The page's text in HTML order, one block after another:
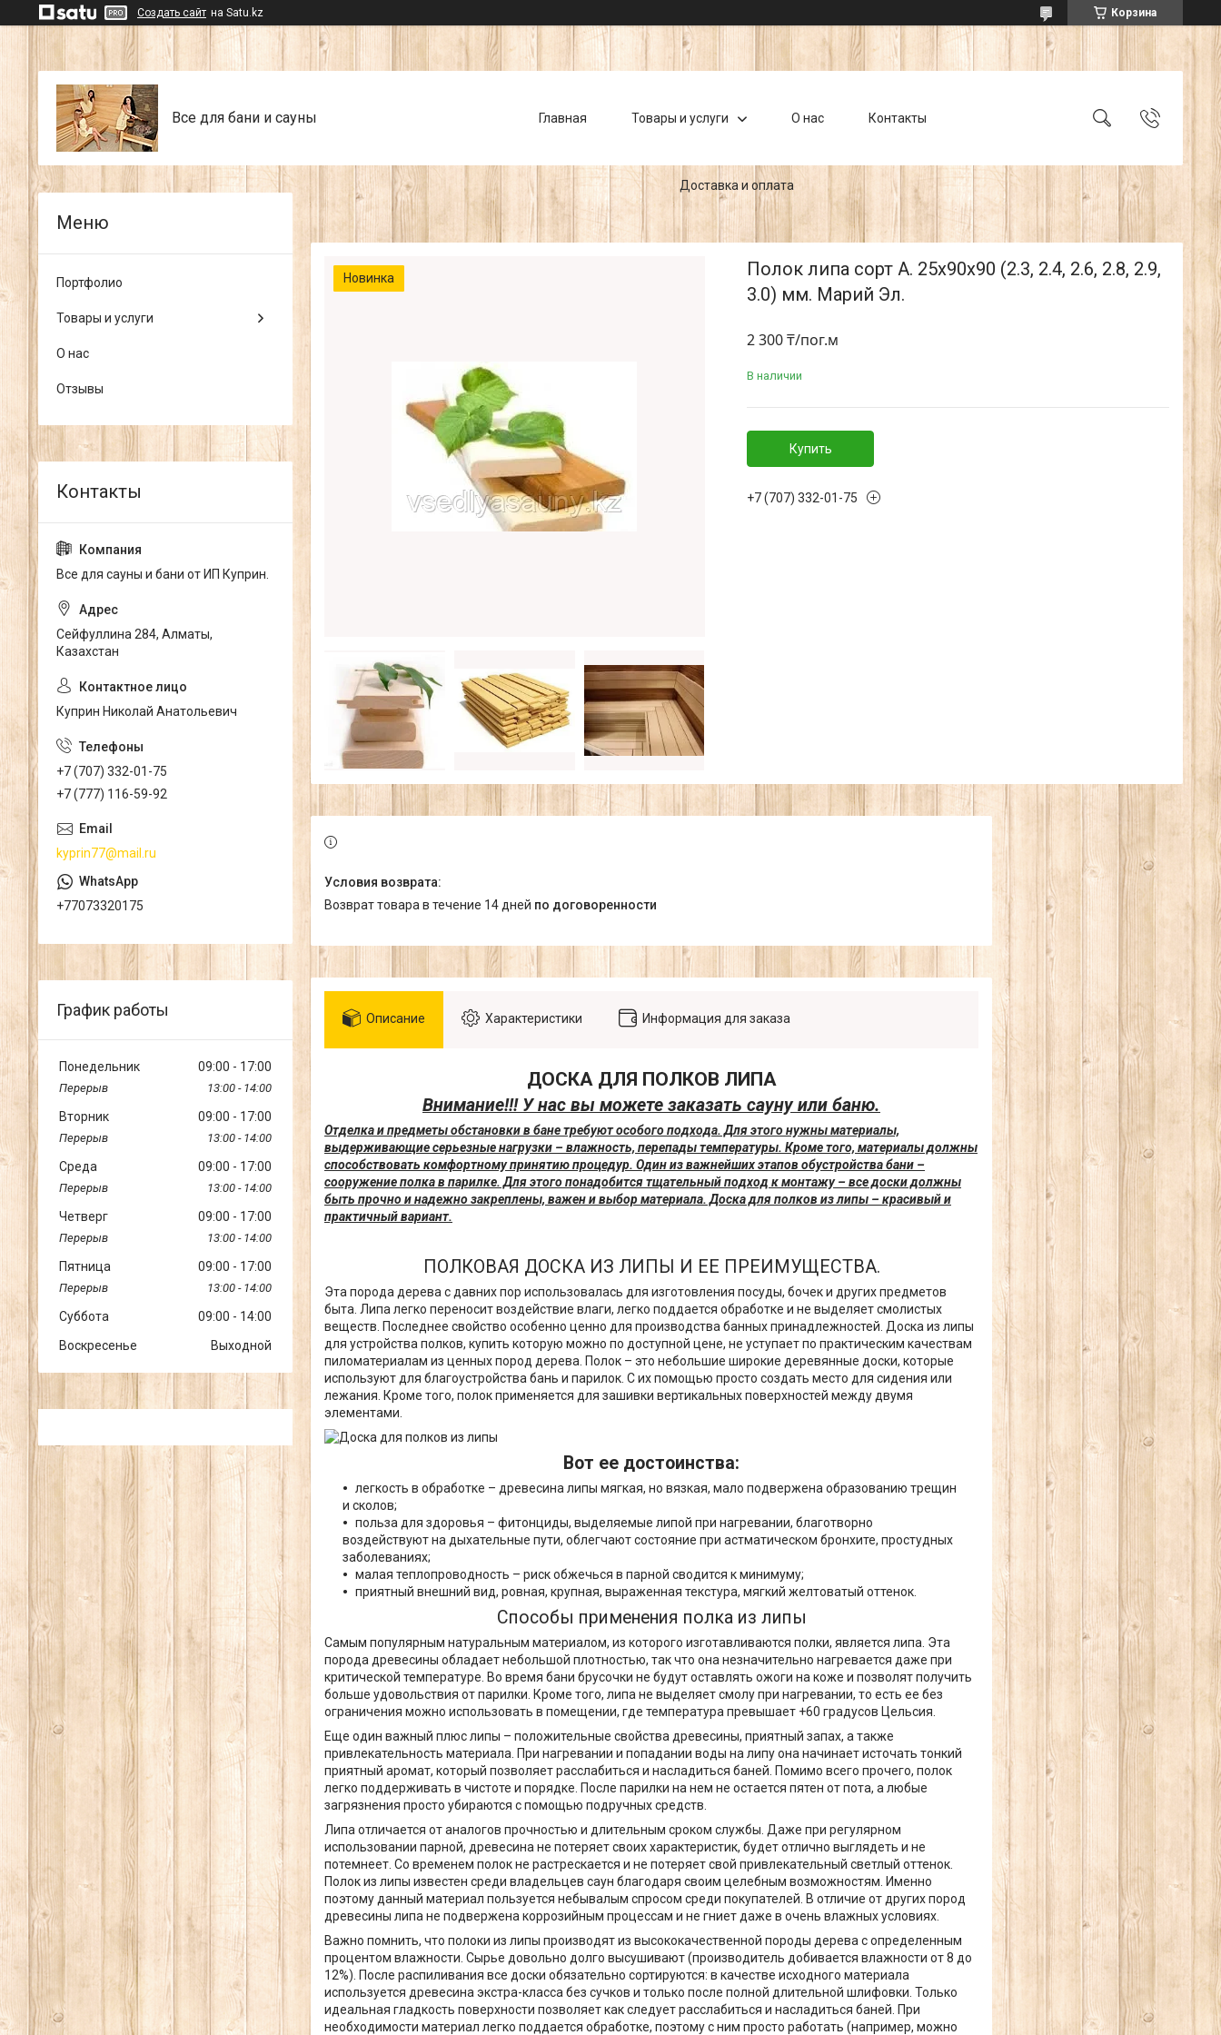
Создать сайт на Satu.kz Корзина
Все для бани и сауны Главная Товары и услуги О нас Контакты
Доставка и оплата
Новинка
Полок липа сорт А. 25х90х90 (2.3, 2.4, 2.6, 2.8, 2.9,
3.0) мм. Марий Эл.
2 300 ₸/пог.м
В наличии
Купить
+7 (707) 332-01-75
возврат товара в течение 14 дней по договоренности
Описание Характеристики Информация для заказа
ДОСКА ДЛЯ ПОЛКОВ ЛИПА
Внимание!!! У нас вы можете заказать сауну или баню.
Отделка и предметы обстановки в бане требуют особого подхода. Для этого нужны материалы,
выдерживающие серьезные нагрузки – влажность, перепады температуры. Кроме того, материалы должны
способствовать комфортному принятию процедур. Один из важнейших этапов обустройства бани –
сооружение полка в парилке. Для этого понадобится тщательный подход к монтажу – все доски должны
быть прочно и надежно закреплены, важен и выбор материала. Доска для полков из липы – красивый и
практичный вариант.
ПОЛКОВАЯ ДОСКА ИЗ ЛИПЫ И ЕЕ ПРЕИМУЩЕСТВА.
Эта порода дерева с давних пор использовалась для изготовления посуды, бочек и других предметов
быта. Липа легко переносит воздействие влаги, легко поддается обработке и не выделяет смолистых
веществ. Последнее свойство особенно ценно для производства банных принадлежностей. Доска из липы
для устройства полков, купить которую можно по доступной цене, не уступает по практическим качествам
пиломатериалам из ценных пород дерева. Полок – это небольшие широкие деревянные доски, которые
используют для благоустройства бань и парилок. С их помощью просто создать место для сидения или
лежания. Кроме того, полок применяется для зашивки вертикальных поверхностей между двумя
элементами.
Вот ее достоинства:
легкость в обработке – древесина липы мягкая, но вязкая, мало подвержена образованию трещин
и сколов;
польза для здоровья – фитонциды, выделяемые липой при нагревании, благотворно
воздействуют на дыхательные пути, облегчают состояние при астматическом бронхите, простудных
заболеваниях;
малая теплопроводность – риск обжечься в парной сводится к минимуму;
приятный внешний вид, ровная, крупная, выраженная текстура, мягкий желтоватый оттенок.
Cпособы применения полка из липы
Самым популярным натуральным материалом, из которого изготавливаются полки, является липа. Эта
порода древесины обладает небольшой плотностью, так что она незначительно нагревается даже при
критической температуре. Во время бани брусочки не будут оставлять ожоги на коже и позволят получить
больше удовольствия от парилки. Кроме того, липа не выделяет смолу при нагревании, то есть ее без
ограничения можно использовать в помещении, где температура превышает +60 градусов Цельсия.
Еще один важный плюс липы – положительные свойства древесины, приятный запах, а также
привлекательность материала. При нагревании и попадании воды на липу она начинает источать тонкий
приятный аромат, который позволяет расслабиться и насладиться баней. Помимо всего прочего, полок
легко поддерживать в чистоте и порядке. После парилки на нем не остается пятен от пота, а любые
загрязнения просто убираются с помощью подручных средств.
Липа отличается от аналогов прочностью и длительным сроком службы. Даже при регулярном
использовании парной, древесина не потеряет своих характеристик, будет отлично выглядеть и не
потемнеет. Со временем полок не растрескается и не потеряет свой привлекательный светлый оттенок.
Полок из липы известен среди владельцев саун благодаря своим целебным возможностям. Именно
поэтому данный материал пользуется небывалым спросом среди покупателей. В отличие от других пород
древесины липа не подвержена коррозийным процессам и не гниет даже в очень влажных условиях.
Важно помнить, что полоки из липы производят из высококачественной породы дерева с определенным
процентом влажности. Сырье довольно долго высушивают (производитель добивается влажности от 8 до
12%). После распиливания все доски обязательно сортируются: в качестве исходного материала
используется древесина экстра-класса без сучков и только после полной длительной шлифовки. Только
идеальная гладкость поверхности позволяет как следует расслабиться и насладиться баней. При
необходимости материал легко поддается обработке, поэтому с ним просто работать (например, можно
Портфолио
Товары и услуги
О нас
Отзывы
Все для сауны и бани от ИП Куприн.
Сейфуллина 284, Алматы,
Казахстан
Куприн Николай Анатольевич
+7 (707) 332-01-75
+7 (777) 116-59-92
kyprin77@mail.ru
+77073320175
График работы
Понедельник 09:00 17:00
13:00 14:00
Вторник 09:00 17:00
13:00 14:00
Среда 09:00 17:00
13:00 14:00
Четверг 09:00 17:00
13:00 14:00
Пятница 09:00 17:00
13:00 14:00
Суббота 09:00
14:00
Воскресенье
Выходной